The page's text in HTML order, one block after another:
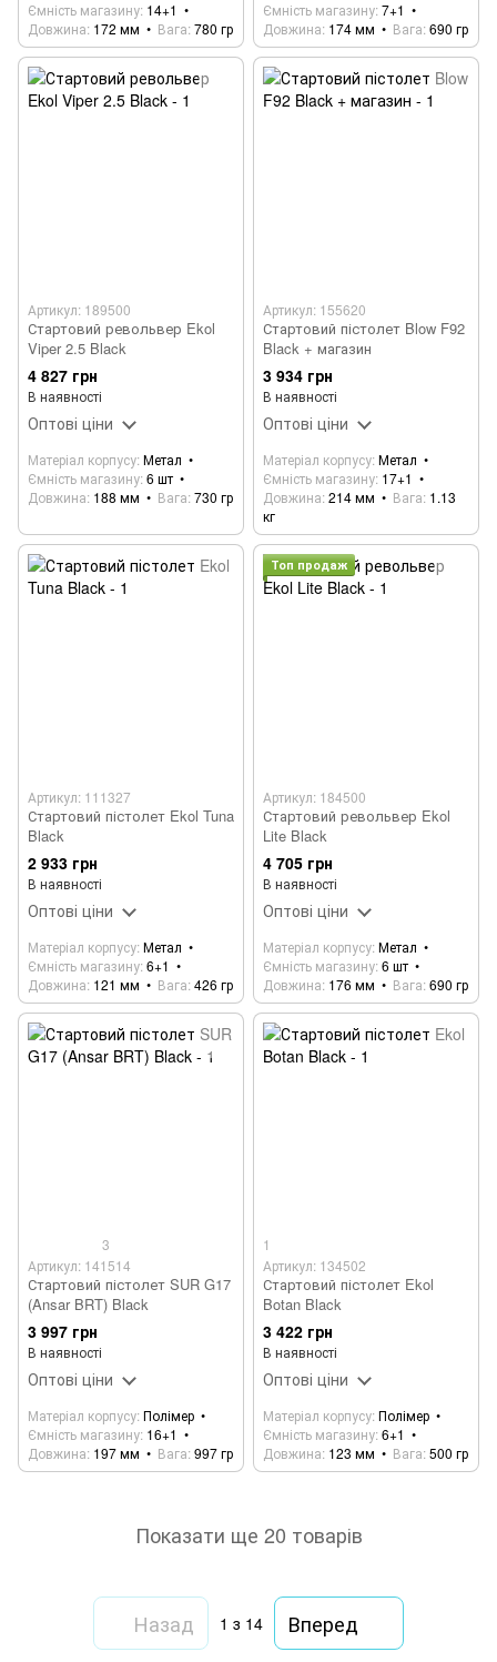
Ємність магазину 14+1
Довжина 172 мм Вага 780 гр
Ємність магазину 7+1
Довжина 174 мм Вага 690 гр
Артикул: 189500
Стартовий револьвер Ekol
Viper 2.5 Black
4 827 грн
В наявності
Оптові ціни
Матеріал корпусу Метал
Ємність магазину 6 шт
Довжина 188 мм Вага 730 гр
Артикул: 155620
Стартовий пістолет Blow F92
Black + магазин
3 934 грн
В наявності
Оптові ціни
Матеріал корпусу Метал
Ємність магазину 17+1
Довжина 214 мм Вага 1.13
кг
Артикул: 111327
Стартовий пістолет Ekol Tuna
Black
2 933 грн
В наявності
Оптові ціни
Матеріал корпусу Метал
Ємність магазину 6+1
Довжина 121 мм Вага 426 гр
Топ продаж
Артикул: 184500
Стартовий револьвер Ekol
Lite Black
4 705 грн
В наявності
Оптові ціни
Матеріал корпусу Метал
Ємність магазину 6 шт
Довжина 176 мм Вага 690 гр
3
Артикул: 141514
Стартовий пістолет SUR G17
(Ansar BRT) Black
3 997 грн
В наявності
Оптові ціни
Матеріал корпусу Полімер
Ємність магазину 16+1
Довжина 197 мм Вага 997 гр
1
Артикул: 134502
Стартовий пістолет Ekol
Botan Black
3 422 грн
В наявності
Оптові ціни
Матеріал корпусу Полімер
Ємність магазину 6+1
Довжина 123 мм Вага 500 гр
Показати ще 20 товарів
Назад 1 з 14
Вперед